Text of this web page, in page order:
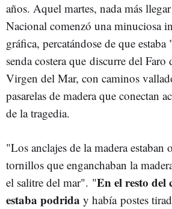
años. Aquel martes, nada más
Nacional comenzó una minuciosa
gráfica, percatándose de que
senda costera que discurre del
Virgen del Mar, con caminos
pasarelas de madera que conectan
de la tragedia.
"Los anclajes de la madera
tornillos que enganchaban la
el salitre del mar". "En el resto del
estaba podrida y había postes